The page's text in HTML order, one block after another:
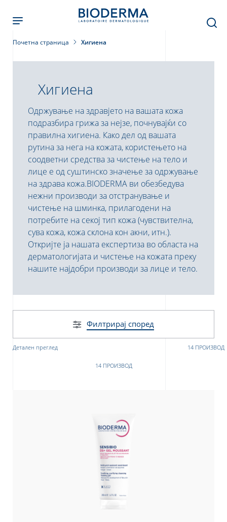
content
Почетна страница Хигиена
Хигиена
Одржување на здравјето на вашата кожа
подразбира грижа за нејзе, почнувајќи со
правилна хигиена. Како дел од вашата
рутина за нега на кожата, користењето на
соодветни средства за чистење на тело и
лице е од суштинско значење за одржување
на здрава кожа.BIODERMA ви обезбедува
нежни производи за отстранување и
чистење на шминка, прилагодени на
потребите на секој тип кожа (чувствителна,
сува кожа, кожа склона кон акни, итн.).
Откријте ја нашата експертиза во областа на
дерматологијата и чистење на кожата преку
нашите најдобри производи за лице и тело.
Филтрирај според
Детален преглед 14 ПРОИЗВОД
14 ПРОИЗВОД